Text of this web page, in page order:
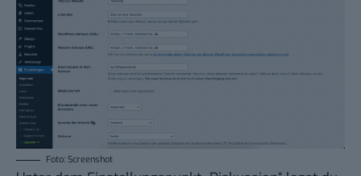
Foto: Screenshot